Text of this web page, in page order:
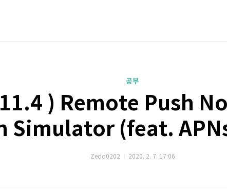
공부
) Remote Push
Simulator (feat.
Zedd0202 2020. 2. 7. 17:06